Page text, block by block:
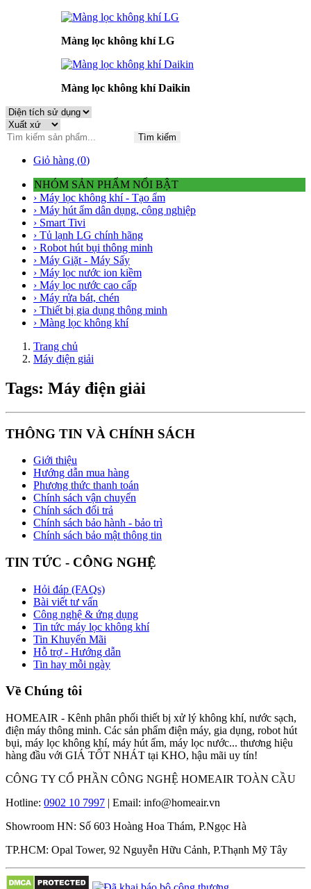
Màng lọc không khí LG
Màng lọc không khí Daikin
Tìm kiếm
Giỏ hàng (0)
NHÓM SẢN PHẨM NỔI BẬT
› Máy lọc không khí - Tạo ẩm
› Máy hút ẩm dân dụng, công nghiệp
› Smart Tivi
› Tủ lạnh LG chính hãng
› Robot hút bụi thông minh
› Máy Giặt - Máy Sấy
› Máy lọc nước ion kiềm
› Máy lọc nước cao cấp
› Máy rửa bát, chén
› Thiết bị gia dụng thông minh
› Màng lọc không khí
Trang chủ
Máy điện giải
Tags: Máy điện giải
THÔNG TIN VÀ CHÍNH SÁCH
Giới thiệu
Hướng dẫn mua hàng
Phương thức thanh toán
Chính sách vận chuyển
Chính sách đổi trả
Chính sách bảo hành - bảo trì
Chính sách bảo mật thông tin
TIN TỨC - CÔNG NGHỆ
Hỏi đáp (FAQs)
Bài viết tư vấn
Công nghệ & ứng dụng
Tin tức máy lọc không khí
Tin Khuyến Mãi
Hỗ trợ - Hướng dẫn
Tin hay mỗi ngày
Về Chúng tôi
HOMEAIR - Kênh phân phối thiết bị xử lý không khí, nước sạch,
điện máy thông minh. Các sản phẩm điện máy, gia dụng, robot hút
bụi, máy lọc không khí, máy hút ẩm, máy lọc nước... thương hiệu
hàng đầu với GIÁ TỐT NHÁT tại KHO, hậu mãi uy tín!
CÔNG TY CỔ PHẦN CÔNG NGHỆ HOMEAIR TOÀN CẦU
Hotline: 0902 10 7997 | Email: info@homeair.vn
Showroom HN: Số 603 Hoàng Hoa Thám, P.Ngọc Hà
TP.HCM: Opal Tower, 92 Nguyễn Hữu Cảnh, P.Thạnh Mỹ Tây